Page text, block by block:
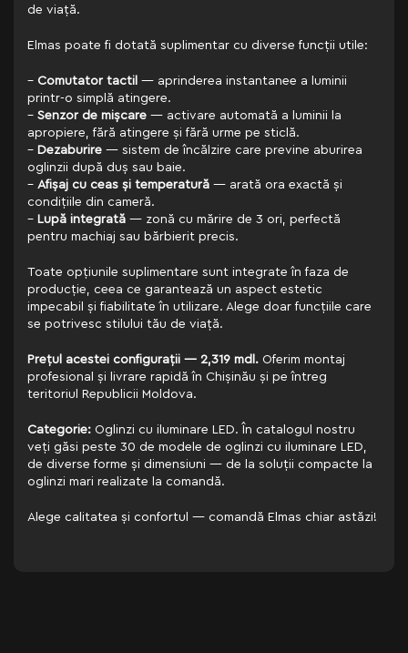
de viață.
Elmas poate fi dotată suplimentar cu diverse funcții utile:
– Comutator tactil — aprinderea instantanee a luminii
printr-o simplă atingere.
– Senzor de mișcare — activare automată a luminii la
apropiere, fără atingere și fără urme pe sticlă.
– Dezaburire — sistem de încălzire care previne aburirea
oglinzii după duș sau baie.
– Afișaj cu ceas și temperatură — arată ora exactă și
condițiile din cameră.
– Lupă integrată — zonă cu mărire de 3 ori, perfectă
pentru machiaj sau bărbierit precis.
Toate opțiunile suplimentare sunt integrate în faza de
producție, ceea ce garantează un aspect estetic
impecabil și fiabilitate în utilizare. Alege doar funcțiile care
se potrivesc stilului tău de viață.
Prețul acestei configurații — 2,319 mdl. Oferim montaj
profesional și livrare rapidă în Chișinău și pe întreg
teritoriul Republicii Moldova.
Categorie: Oglinzi cu iluminare LED. În catalogul nostru
veți găsi peste 30 de modele de oglinzi cu iluminare LED,
de diverse forme și dimensiuni — de la soluții compacte la
oglinzi mari realizate la comandă.
Alege calitatea și confortul — comandă Elmas chiar astăzi!